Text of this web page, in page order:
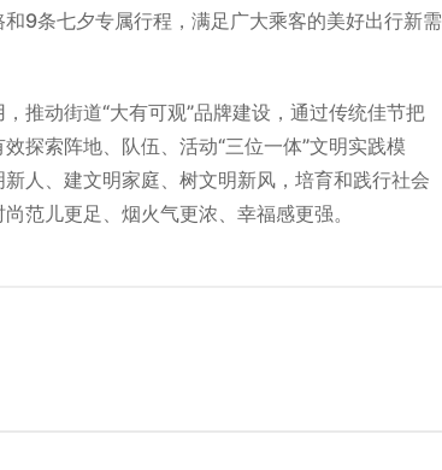
9条七夕专属行程，满足广大乘客的美好出行新需
推动街道“大有可观”品牌建设，通过传统佳节把
探索阵地、队伍、活动“三位一体”文明实践模
人、建文明家庭、树文明新风，培育和践行社会
范儿更足、烟火气更浓、幸福感更强。